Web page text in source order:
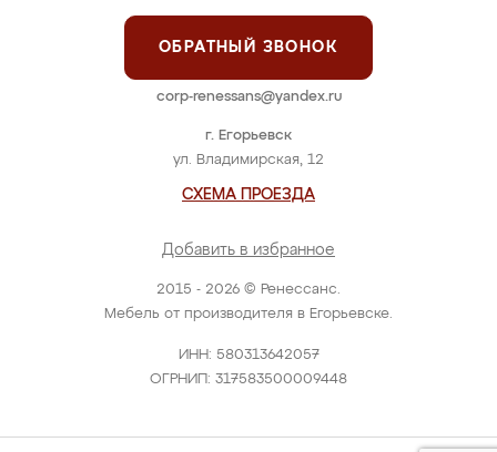
2015 - 2026 © Ренессанс.
Мебель от производителя в Егорьевске.
ИНН: 580313642057
ОГРНИП: 317583500009448
г. Егорьевск
ул. Владимирская, 12
СХЕМА ПРОЕЗДА
Добавить в избранное
ОБРАТНЫЙ ЗВОНОК
corp-renessans@yandex.ru